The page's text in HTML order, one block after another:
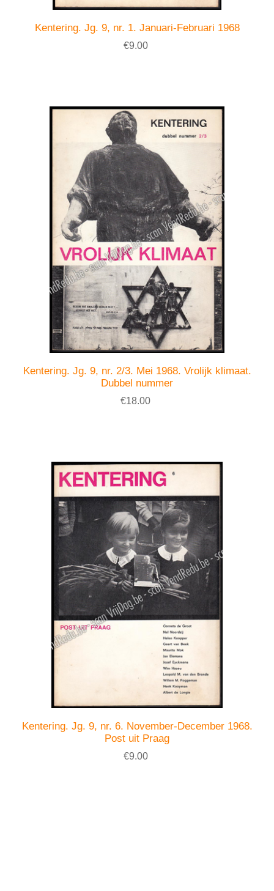
Kentering. Jg. 9, nr. 1. Januari-Februari 1968
€9.00
Kentering. Jg. 9, nr. 2/3. Mei 1968. Vrolijk klimaat.
Dubbel nummer
€18.00
Kentering. Jg. 9, nr. 6. November-December 1968.
Post uit Praag
€9.00